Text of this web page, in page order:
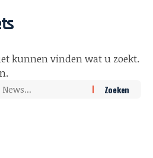
kunnen vinden wat u zoekt.